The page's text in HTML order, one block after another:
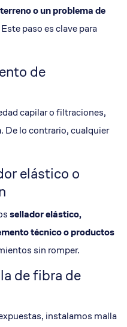
o un problema de
Este paso es clave para
de
capilar o filtraciones,
. De lo contrario, cualquier
elástico o
sellador elástico,
técnico o productos
sin romper.
de fibra de
instalamos malla